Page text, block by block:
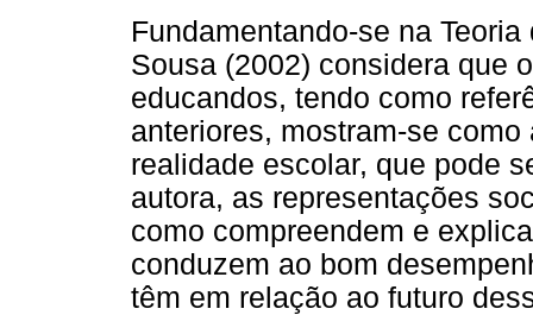
Fundamentando-se na
Sousa (2002) considera que
educandos, tendo como
anteriores, mostram-se
realidade escolar, que pode
autora, as representações
como compreendem e
conduzem ao bom
têm em relação ao futuro